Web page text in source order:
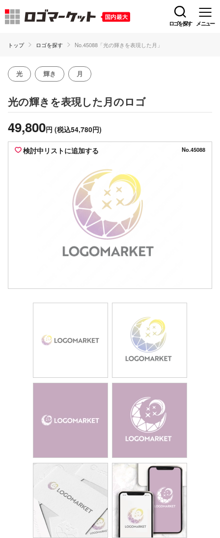
ロゴを探す メニュー
トップ ロゴを探す No.45088「光の輝きを表現した月」
光 輝き 月
光の輝きを表現した月のロゴ
49,800円 (税込54,780円)
検討中リストに追加する No.45088